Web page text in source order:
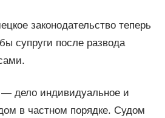
законодательство теперь
супруги после развода
дело индивидуальное и
в частном порядке. Судом